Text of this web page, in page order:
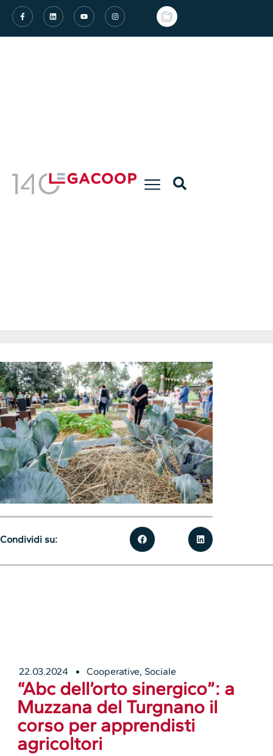
22.03.2024 Cooperative, Sociale
“Abc dell’orto sinergico”: a
Muzzana del Turgnano il
corso per apprendisti
agricoltori
Condividi su: